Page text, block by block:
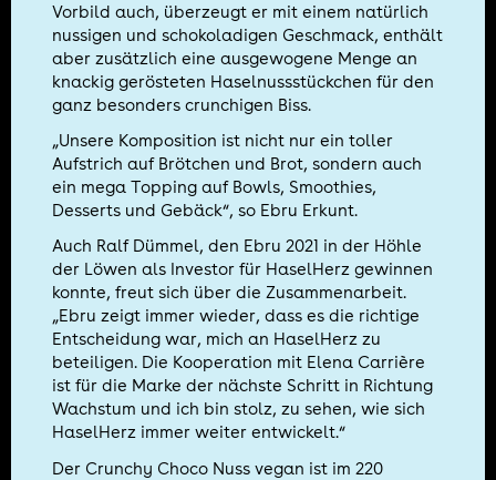
Vorbild auch, überzeugt er mit einem natürlich
nussigen und schokoladigen Geschmack, enthält
aber zusätzlich eine ausgewogene Menge an
knackig gerösteten Haselnussstückchen für den
ganz besonders crunchigen Biss.
„Unsere Komposition ist nicht nur ein toller
Aufstrich auf Brötchen und Brot, sondern auch
ein mega Topping auf Bowls, Smoothies,
Desserts und Gebäck“, so Ebru Erkunt.
Auch Ralf Dümmel, den Ebru 2021 in der Höhle
der Löwen als Investor für HaselHerz gewinnen
konnte, freut sich über die Zusammenarbeit.
„Ebru zeigt immer wieder, dass es die richtige
Entscheidung war, mich an HaselHerz zu
beteiligen. Die Kooperation mit Elena Carrière
ist für die Marke der nächste Schritt in Richtung
Wachstum und ich bin stolz, zu sehen, wie sich
HaselHerz immer weiter entwickelt.“
Der Crunchy Choco Nuss vegan ist im 220